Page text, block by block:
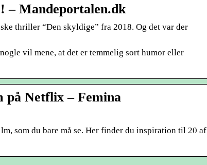
– Mandeportalen.dk
thriller “Den skyldige” fra 2018. Og det var der
vil mene, at det er temmelig sort humor eller
på Netflix – Femina
som du bare må se. Her finder du inspiration til 20 af